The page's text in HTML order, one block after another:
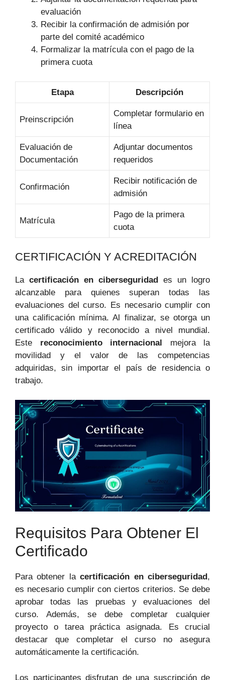
evaluación
Recibir la confirmación de admisión por
parte del comité académico
Formalizar la matrícula con el pago de la
primera cuota
Etapa Descripción
Preinscripción
Completar formulario en
línea
Evaluación de
Documentación
Adjuntar documentos
requeridos
Confirmación
Recibir notificación de
admisión
Matrícula
Pago de la primera
cuota
CERTIFICACIÓN Y ACREDITACIÓN
La certificación en ciberseguridad
es un logro
alcanzable para quienes superan todas las
evaluaciones del curso. Es necesario cumplir con
una calificación mínima. Al finalizar, se otorga un
certificado válido y reconocido a nivel mundial.
Este reconocimiento internacional
mejora la
movilidad y el valor de las competencias
adquiridas, sin importar el país de residencia o
trabajo.
Requisitos Para Obtener El
Certificado
Para obtener lacertificación en ciberseguridad ,
es necesario cumplir con ciertos criterios. Se debe
aprobar todas las pruebas y evaluaciones del
curso. Además, se debe completar cualquier
proyecto o tarea práctica asignada. Es crucial
destacar que completar el curso no asegura
automáticamente la certificación.
Los participantes disfrutan de una suscripción de